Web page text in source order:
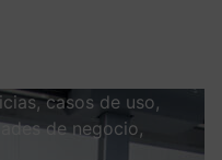
casos de uso,
de negocio,